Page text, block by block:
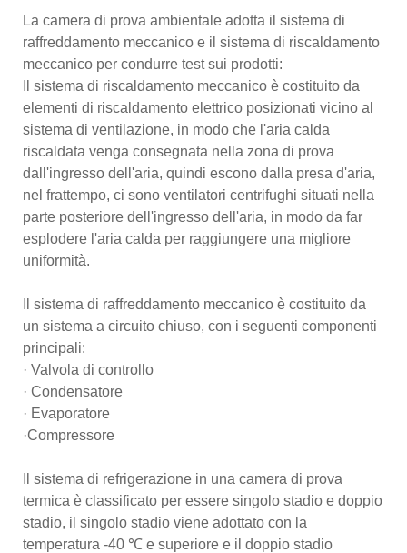
La camera di prova ambientale adotta il sistema di
raffreddamento meccanico e il sistema di riscaldamento
meccanico per condurre test sui prodotti:
Il sistema di riscaldamento meccanico è costituito da
elementi di riscaldamento elettrico posizionati vicino al
sistema di ventilazione, in modo che l'aria calda
riscaldata venga consegnata nella zona di prova
dall'ingresso dell'aria, quindi escono dalla presa d'aria,
nel frattempo, ci sono ventilatori centrifughi situati nella
parte posteriore dell'ingresso dell'aria, in modo da far
esplodere l'aria calda per raggiungere una migliore
uniformità.
Il sistema di raffreddamento meccanico è costituito da
un sistema a circuito chiuso, con i seguenti componenti
principali:
· Valvola di controllo
· Condensatore
· Evaporatore
·Compressore
Il sistema di refrigerazione in una camera di prova
termica è classificato per essere singolo stadio e doppio
stadio, il singolo stadio viene adottato con la
temperatura -40 ℃ e superiore e il doppio stadio